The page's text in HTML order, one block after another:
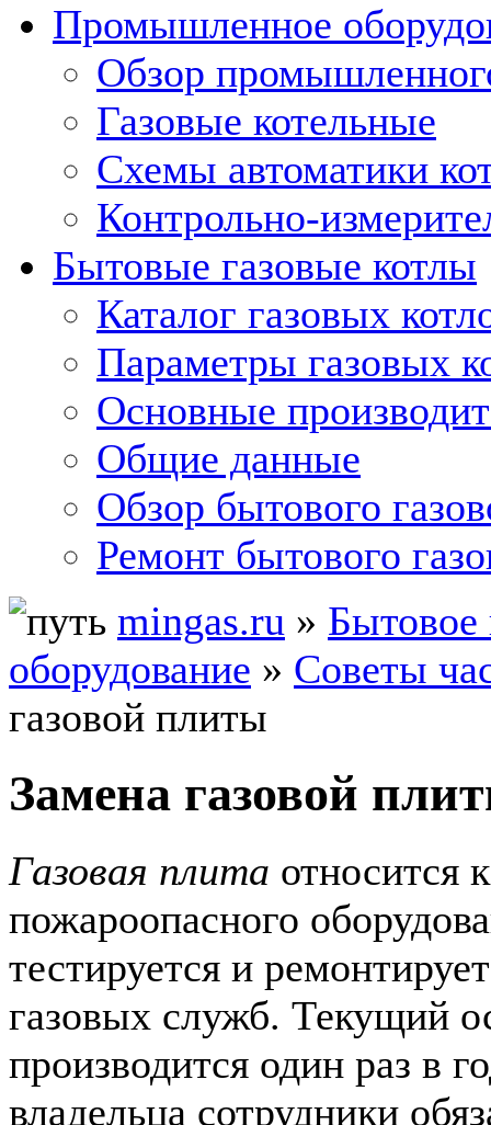
Промышленное
Обзор
Газовые котельные
Схемы автоматики
Контрольно-
Бытовые газовые котлы
Каталог газовых
Параметры газовых
Основные
Общие данные
Обзор бытового
Ремонт бытового
mingas.ru » Бытовое
оборудование » Советы
газовой плиты
Замена газовой
Газовая плита относится
пожароопасного
тестируется и
газовых служб. Текущий
производится один раз в
владельца сотрудники